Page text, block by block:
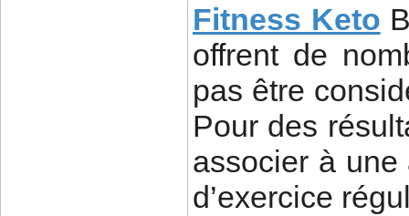
Fitness Keto
offrent de
pas être
Pour des
associer à
d’exercice